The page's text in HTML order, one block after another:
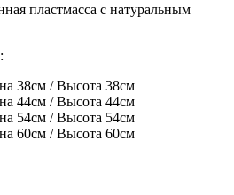
пластмасса с натуральным
38см / Высота 38см
44см / Высота 44см
54см / Высота 54см
60см / Высота 60см